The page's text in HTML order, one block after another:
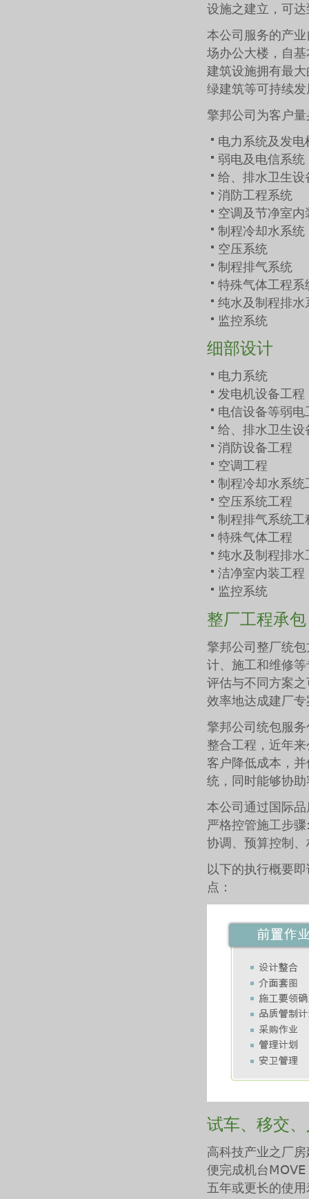
设施之建立，可
本公司服务的产
场办公大楼，自
建筑设施拥有最
绿建筑等可持续
擎邦公司为客户
电力系统及发电
弱电及电信系统
给、排水卫生设
消防工程系统
空调及节净室内
制程冷却水系统
空压系统
制程排气系统
特殊气体工程系
纯水及制程排水
监控系统
细部设计
电力系统
发电机设备工程
电信设备等弱电
给、排水卫生设
消防设备工程
空调工程
制程冷却水系统
空压系统工程
制程排气系统工
特殊气体工程
纯水及制程排水
洁净室内装工程
监控系统
整厂工程承包
擎邦公司整厂统
计、施工和维修
评估与不同方案
效率地达成建厂
擎邦公司统包服
整合工程，近年
客户降低成本，
统，同时能够协
本公司通过国际
严格控管施工步
协调、预算控制
以下的执行概要
点：
试车、移交
高科技产业之厂
便完成机台
五年或更长的使